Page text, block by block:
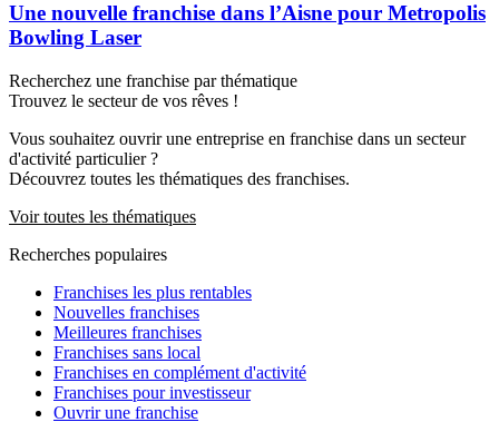
Une nouvelle franchise dans l’Aisne pour Metropolis
Bowling Laser
Recherchez une franchise par thématique
Trouvez le secteur de vos rêves !
Vous souhaitez ouvrir une entreprise en franchise dans un secteur
d'activité particulier ?
Découvrez toutes les thématiques des franchises.
Voir toutes les thématiques
Recherches populaires
Franchises les plus rentables
Nouvelles franchises
Meilleures franchises
Franchises sans local
Franchises en complément d'activité
Franchises pour investisseur
Ouvrir une franchise